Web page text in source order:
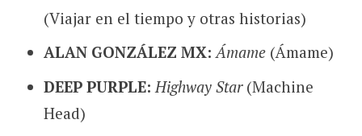
(Viajar en el tiempo y otras historias)
ALAN GONZÁLEZ MX:Ámame(Ámame)
DEEP PURPLE: Highway Star(Machine
Head)